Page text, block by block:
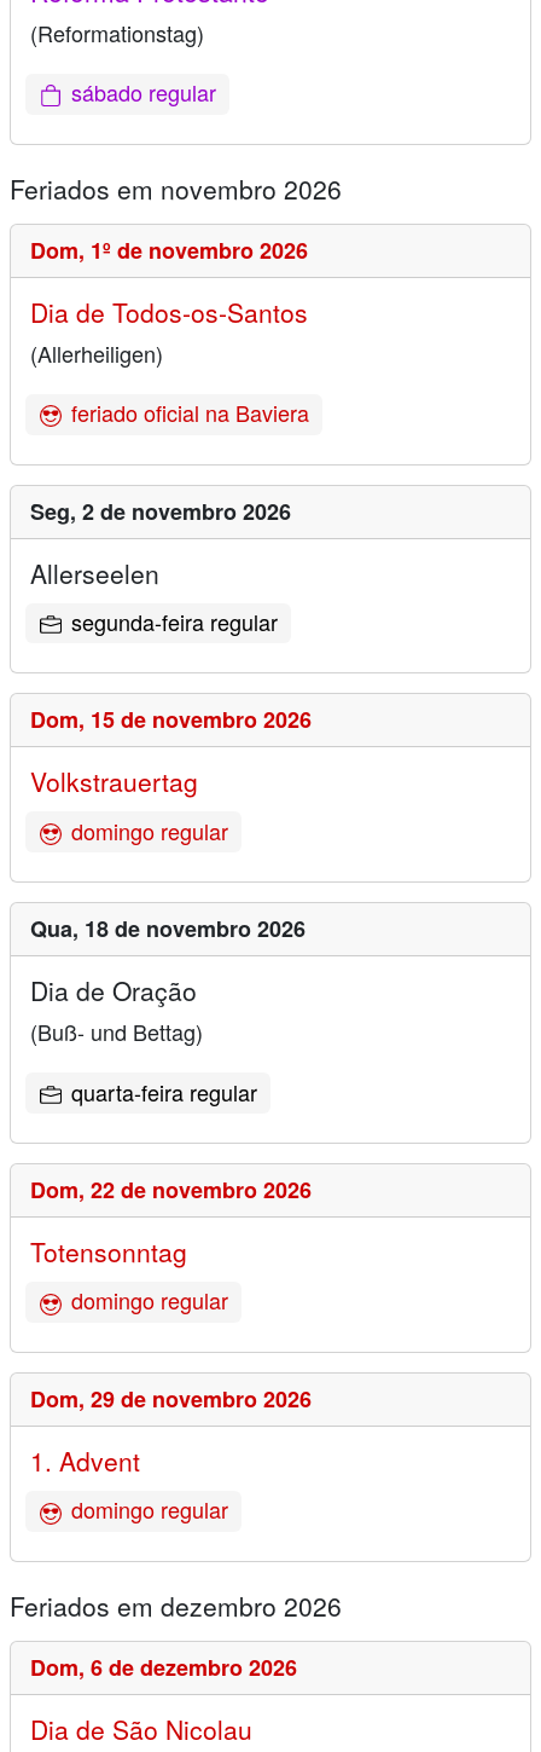
(Reformationstag)
sábado regular
Feriados em novembro 2026
Dom, 1º de novembro 2026
Dia de Todos-os-Santos
(Allerheiligen)
feriado oficial na Baviera
Seg, 2 de novembro 2026
Allerseelen
segunda-feira regular
Dom, 15 de novembro 2026
Volkstrauertag
domingo regular
Qua, 18 de novembro 2026
Dia de Oração
(Buß- und Bettag)
quarta-feira regular
Dom, 22 de novembro 2026
Totensonntag
domingo regular
Dom, 29 de novembro 2026
1. Advent
domingo regular
Feriados em dezembro 2026
Dom, 6 de dezembro 2026
Dia de São Nicolau